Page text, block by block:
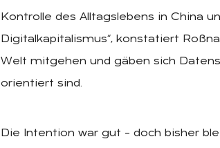
Kontrolle des Alltagslebens in China
Digitalkapitalismus“, konstatiert
Welt mitgehen und gäben sich
orientiert sind.
Die Intention war gut – doch bisher